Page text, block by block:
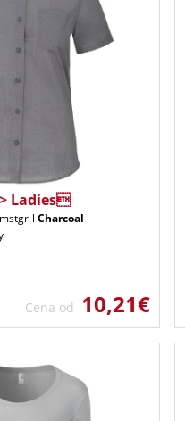
Ladies
l Charcoal
Cena od 10,21€